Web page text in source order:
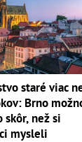
staré viac
Brno
skôr, než si
mysleli